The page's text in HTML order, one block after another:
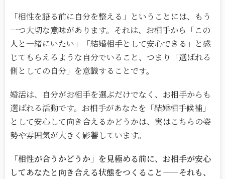
「相性を語る前に自分を整える」ということには、もう
一つ大切な意味があります。それは、お相手から「この
人と一緒にいたい」「結婚相手として安心できる」と感
じてもらえるような自分でいること、つまり「選ばれる
側としての自分」を意識することです。
婚活は、自分がお相手を選ぶだけでなく、お相手からも
選ばれる活動です。お相手があなたを「結婚相手候補」
として安心して向き合えるかどうかは、実はこちらの姿
勢や雰囲気が大きく影響しています。
「相性が合うかどうか」を見極める前に、お相手が安心
してあなたと向き合える状態をつくること——それも、